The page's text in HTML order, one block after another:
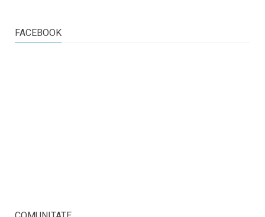
FACEBOOK